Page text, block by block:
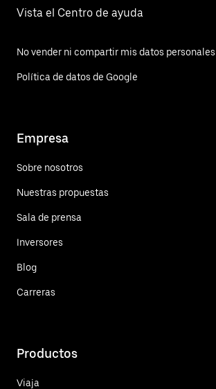
Vista el Centro de ayuda
No vender ni compartir mis datos personales
Política de datos de Google
Empresa
Sobre nosotros
Nuestras propuestas
Sala de prensa
Inversores
Blog
Carreras
Productos
Viaja